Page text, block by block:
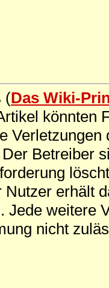
(Das Wiki-
könnten
Betreiber
Nutzer erhält
Jede weitere
nicht